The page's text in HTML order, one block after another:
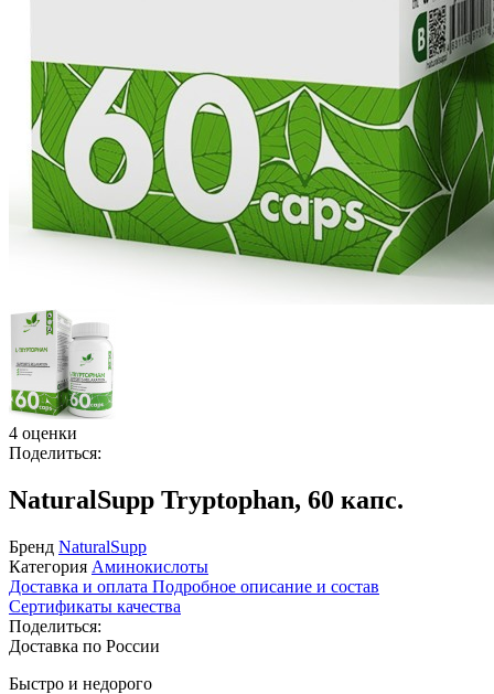
4 оценки
Поделиться:
NaturalSupp Tryptophan, 60 капс.
Бренд NaturalSupp
Категория Аминокислоты
Доставка и оплата Подробное описание и состав
Сертификаты качества
Поделиться:
Доставка по России
Быстро и недорого